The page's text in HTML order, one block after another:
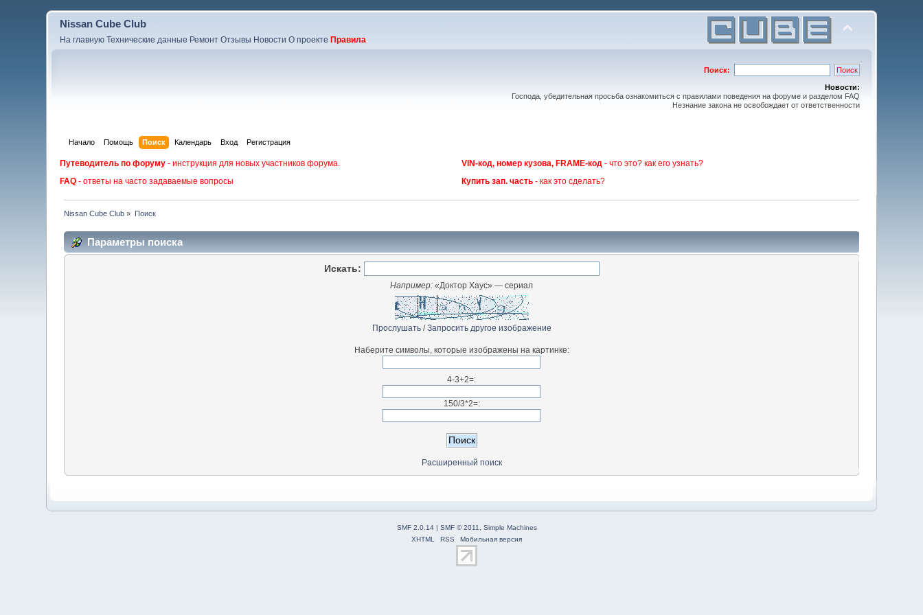
Nissan Cube Club
На главную Технические данные Ремонт Отзывы Новости О проекте Правила
Поиск:
Новости:
Господа, убедительная просьба ознакомиться с правилами поведения на форуме и разделом FAQ
Незнание закона не освобождает от ответственности
Начало Помощь Поиск Календарь Вход Регистрация
Путеводитель по форуму - инструкция для новых участников форума. VIN-код, номер кузова, FRAME-код - что это? как его узнать?
FAQ - ответы на часто задаваемые вопросы Купить зап. часть - как это сделать?
Nissan Cube Club » Поиск
Параметры поиска
Искать:
Например: «Доктор Хаус» — сериал
Прослушать/Запросить другое изображение
Наберите символы, которые изображены на картинке:
4-3+2=:
150/3*2=:
Расширенный поиск
SMF 2.0.14| SMF © 2011
Simple Machines
XHTML
RSS Мобильная версия